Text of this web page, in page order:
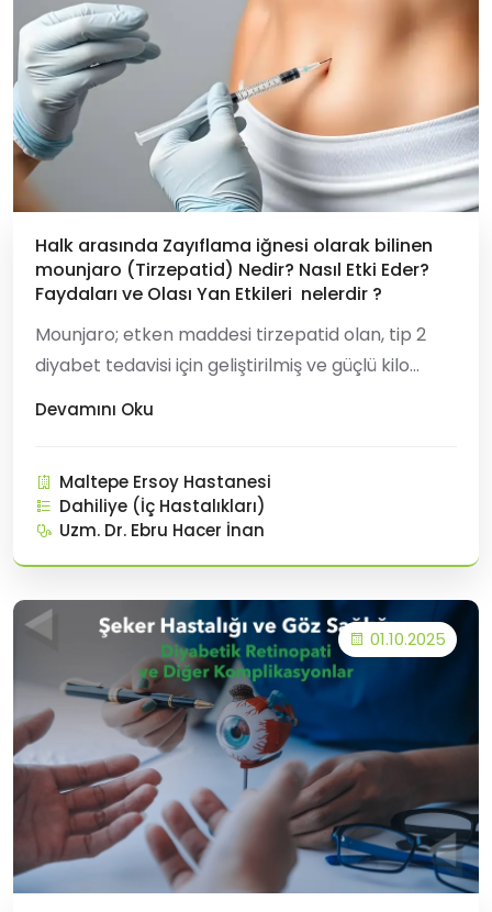
Halk arasında Zayıflama iğnesi olarak bilinen
mounjaro (Tirzepatid) Nedir? Nasıl Etki Eder?
Faydaları ve Olası Yan Etkileri nelerdir ?
Mounjaro; etken maddesi tirzepatid olan, tip 2
diyabet tedavisi için geliştirilmiş ve güçlü kilo
verdirici etkileri ile bilinen reçeteli bir enjeksiyon
uyararak kan şekerini düzenler, iştahı baskılar,
tokluk s&uu
Devamını Oku
Maltepe Ersoy Hastanesi
Dahiliye (İç Hastalıkları)
Uzm. Dr. Ebru Hacer İnan
01.10.2025